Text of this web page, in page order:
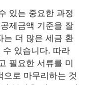
있는 중요한 과정
제금액 기준을 잘
는 더 많은 세금 환
있습니다. 따라
필요한 서류를 미
으로 마무리하는 것